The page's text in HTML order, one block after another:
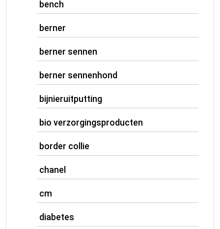
bench
berner
berner sennen
berner sennenhond
bijnieruitputting
bio verzorgingsproducten
border collie
chanel
cm
diabetes